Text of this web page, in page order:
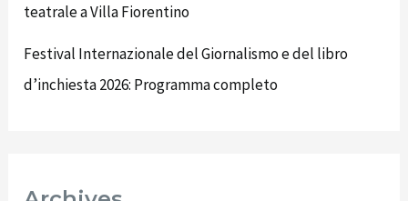
teatrale a Villa Fiorentino
Festival Internazionale del Giornalismo e del libro
d’inchiesta 2026: Programma completo